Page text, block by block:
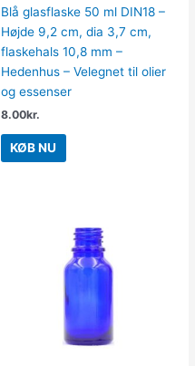
Blå glasflaske 50 ml DIN18 –
Højde 9,2 cm, dia 3,7 cm,
flaskehals 10,8 mm –
Hedenhus – Velegnet til olier
og essenser
8.00kr.
KØB NU